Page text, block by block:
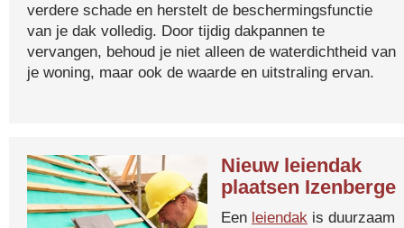
verdere schade en herstelt de beschermingsfunctie
van je dak volledig. Door tijdig dakpannen te
vervangen, behoud je niet alleen de waterdichtheid van
je woning, maar ook de waarde en uitstraling ervan.
Nieuw leiendak
plaatsen Izenberge
Een leiendak is duurzaam